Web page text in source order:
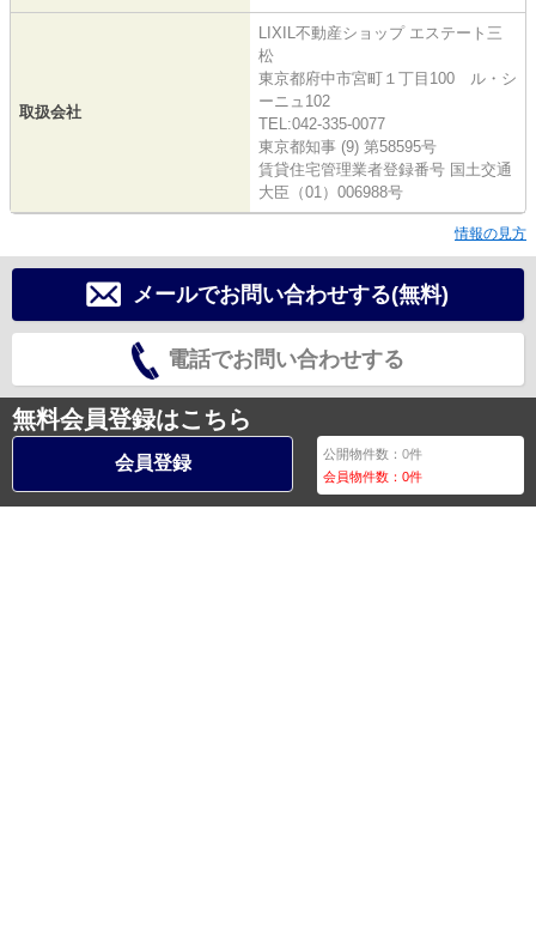
取扱会社
LIXIL不動産ショップ エステート三
松
東京都府中市宮町１丁目100 ル・シ
ーニュ102
TEL:042-335-0077
東京都知事 (9) 第58595号
賃貸住宅管理業者登録番号 国土交通
大臣（01）006988号
情報の見方
メールでお問い合わせする(無料)
電話でお問い合わせする
無料会員登録はこちら
会員登録 公開物件数：0件
会員物件数：0件